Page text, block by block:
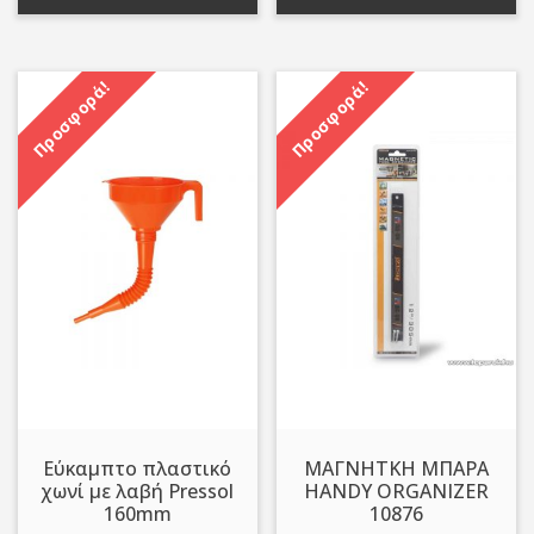
Προσφορά!
Εύκαμπτο πλαστικό
χωνί με λαβή Pressol
160mm
Προσφορά!
ΜΑΓΝΗΤΚΗ ΜΠΑΡΑ
HANDY ΟRGANIZER
10876